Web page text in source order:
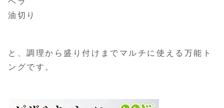
油切り
と、調理から盛り付けまでマルチに使える万能ト
ングです。